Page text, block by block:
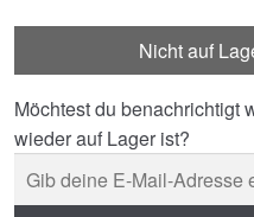
Nicht auf
Möchtest du benachrichtigt
wieder auf Lager ist?